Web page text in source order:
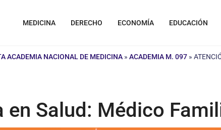
MEDICINA DERECHO ECONOMÍA EDUCACIÓN
ACADEMIA NACIONAL DE MEDICINA » ACADEMIA M. 097 »
Salud: Médico